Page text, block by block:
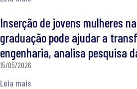
Inserção de jovens mulheres
graduação pode ajudar a
engenharia, analisa pesquisa
15/05/2026
Leia mais